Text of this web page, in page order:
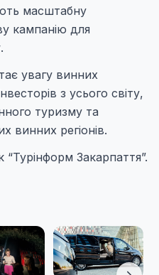
масштабну
кампанію для
увагу винних
з усього світу,
туризму та
винних регіонів.
Закарпаття”.